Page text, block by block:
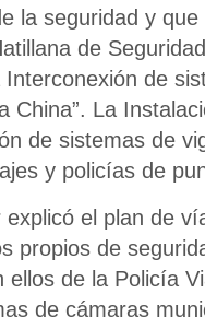
la seguridad y
de
de
China”. La
de sistemas de
y policías de
el plan de
propios de
de la Policía
de cámaras